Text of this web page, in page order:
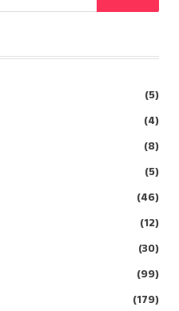
(5)
(4)
(8)
(5)
(46)
(12)
(30)
(99)
(179)